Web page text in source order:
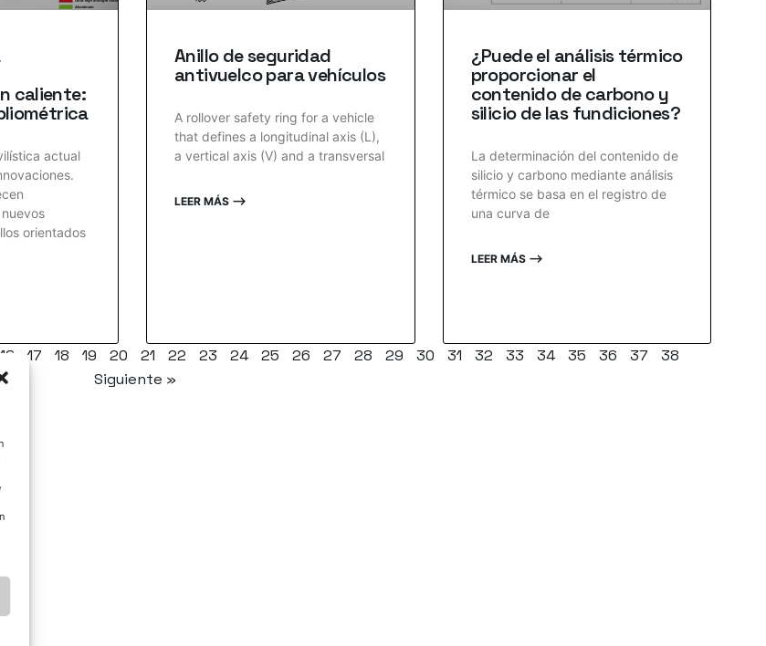
caliente:
actual
orientados
Anillo de seguridad
antivuelco para vehículos
A rollover safety ring for a vehicle
that defines a longitudinal axis (L),
a vertical axis (V) and a transversal
LEER MÁS ⟶
¿Puede el análisis térmico
proporcionar el
contenido de carbono y
silicio de las fundiciones?
La determinación del contenido de
silicio y carbono mediante análisis
térmico se basa en el registro de
una curva de
LEER MÁS ⟶
16 17 18 19 20 21 22 23 24 25 26 27 28 29 30 31 32 33 34 35 36 37
38
Siguiente »